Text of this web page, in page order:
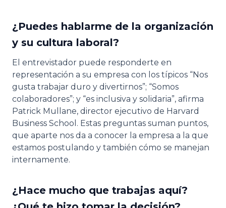
¿Puedes hablarme de la organización
y su cultura laboral?
El entrevistador puede responderte en
representación a su empresa con los típicos “Nos
gusta trabajar duro y divertirnos”; “Somos
colaboradores”; y “es inclusiva y solidaria”, afirma
Patrick Mullane, director ejecutivo de Harvard
Business School. Estas preguntas suman puntos,
que aparte nos da a conocer la empresa a la que
estamos postulando y también cómo se manejan
internamente.
¿Hace mucho que trabajas aquí?